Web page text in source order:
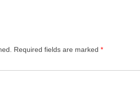
Required fields are marked *